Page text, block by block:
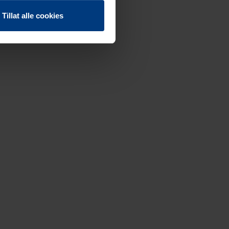
Tillat alle cookies